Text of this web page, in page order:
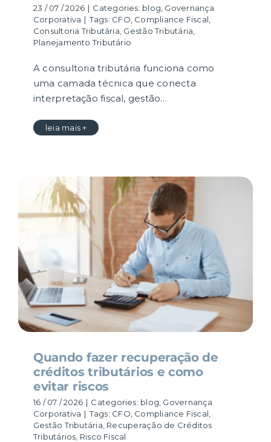
23 / 07 / 2026 | Categories: blog Governança
Corporativa | Tags: CFO Compliance Fiscal
Consultoria Tributária Gestão Tributária
Planejamento Tributário
A consultoria tributária funciona como
uma camada técnica que conecta
interpretação fiscal, gestão…
leia mais +
Quando fazer recuperação de
créditos tributários e como
evitar riscos
16 / 07 / 2026 | Categories: blog Governança
Corporativa | Tags: CFO Compliance Fiscal
Gestão Tributária Recuperação de Créditos
Tributários Risco Fiscal